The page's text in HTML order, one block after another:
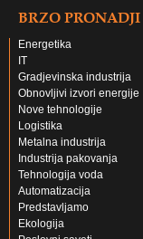
BRZO PRONADJI
Energetika
IT
Gradjevinska industrija
Obnovljivi izvori energije
Nove tehnologije
Logistika
Metalna industrija
Industrija pakovanja
Tehnologija voda
Automatizacija
Predstavljamo
Ekologija